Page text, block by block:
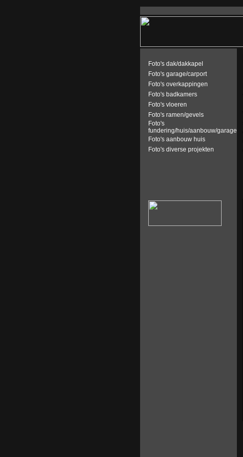
Foto's dak/dakkapel
Foto's garage/carport
Foto's overkappingen
Foto's badkamers
Foto's vloeren
Foto's ramen/gevels
Foto's
fundering/huis/aanbouw/garage
Foto's aanbouw huis
Foto's diverse projekten